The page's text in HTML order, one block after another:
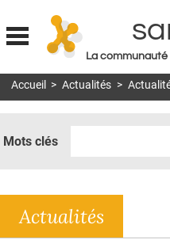
Jump
La
MON COMPTE
DOSSIERS
RÉSEAUX
Accueil > Actualités >
Mots clés
Actualités